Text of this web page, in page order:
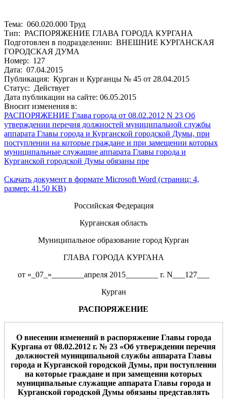
Тема: 060.020.000 Труд
Тип: РАСПОРЯЖЕНИЕ ГЛАВА ГОРОДА КУРГАНА
Подготовлен в подразделении: ВНЕШНИЕ КУРГАНСКАЯ
ГОРОДСКАЯ ДУМА
Номер: 127
Дата: 07.04.2015
Публикация: Курган и Курганцы № 45 от 28.04.2015
Статус: Действует
Дата публикации на сайте: 06.05.2015
Вносит изменения в:
РАСПОРЯЖЕНИЕ Глава города от 08.02.2012 N 23 Об
утверждении перечня должностей муниципальной службы
аппарата Главы города и Курганской городской Думы, при
поступлении на которые граждане и при замещении которых
муниципальные служащие аппарата Главы города и
Курганской городской Думы обязаны пре
Скачать документ в формате Microsoft Word (страниц: 4,
размер: 41.50 KB)
Российская Федерация
Курганская область
Муниципальное образование город Курган
ГЛАВА ГОРОДА КУРГАНА
от «_07_»________апреля 2015________ г. N___127___
Курган
РАСПОРЯЖЕНИЕ
О внесении измененийв распоряжение Главы города
Кургана от 08.02.2012 г. № 23 «Об утверждении перечня
должностей муниципальной службы аппарата Главы
города и Курганской городской Думы, при поступлении
на которые граждане и при замещении которых
муниципальные служащие аппарата Главы города и
Курганской городской Думы обязаны представлять